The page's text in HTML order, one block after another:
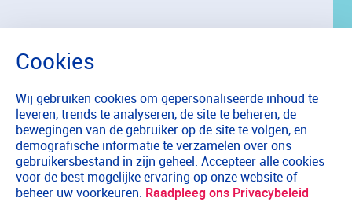
Wij gebruiken cookies om gepersonaliseerde inhoud te
leveren, trends te analyseren, de site te beheren, de
bewegingen van de gebruiker op de site te volgen, en
demografische informatie te verzamelen over ons
gebruikersbestand in zijn geheel. Accepteer alle cookies
voor de best mogelijke ervaring op onze website of
beheer uw voorkeuren. Raadpleeg ons Privacybeleid